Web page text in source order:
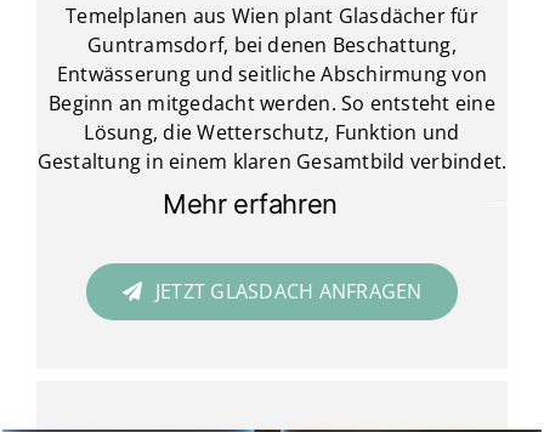
Temelplanen aus Wien plant Glasdächer für
Guntramsdorf, bei denen Beschattung,
Entwässerung und seitliche Abschirmung von
Beginn an mitgedacht werden. So entsteht eine
Lösung, die Wetterschutz, Funktion und
Gestaltung in einem klaren Gesamtbild verbindet.
Mehr erfahren
JETZT GLASDACH ANFRAGEN